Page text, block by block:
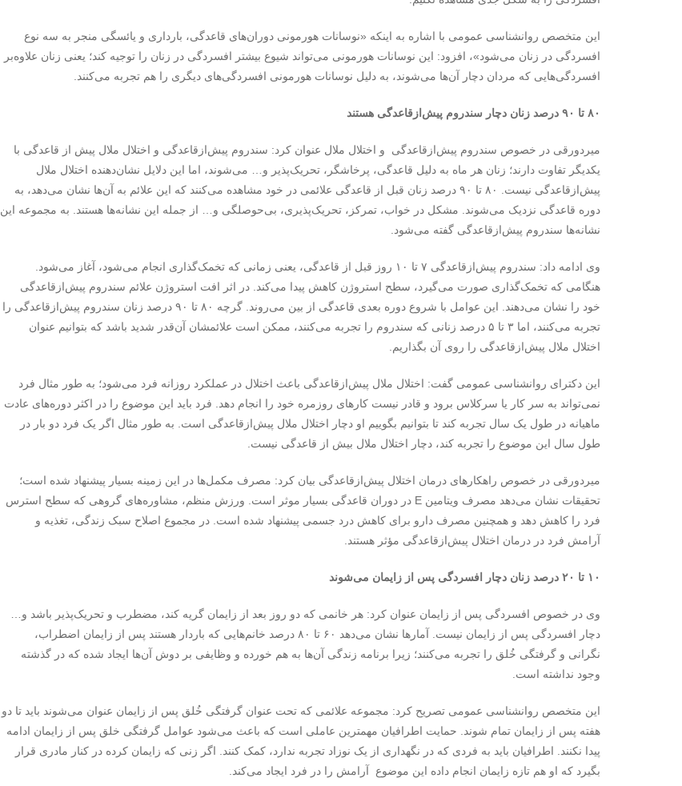
این متخصص روانشناسی عمومی با اشاره به اینکه «نوسانات هورمونی دوران‌های قاعدگی، بارداری و یائسگی منجر به سه نوع
افسردگی در زنان می‌شود»، افزود: این نوسانات هورمونی می‌تواند شیوع بیشتر افسردگی در زنان را توجیه کند؛ یعنی زنان علاوه‌بر
افسردگی‌هایی که مردان دچار آن‌ها می‌شوند، به دلیل نوسانات هورمونی افسردگی‌های دیگری را هم تجربه می‌کنند.
۸۰ تا ۹۰ درصد زنان دچار سندروم پیش‌ازقاعدگی هستند
میردورقی در خصوص سندروم پیش‌ازقاعدگی و اختلال ملال عنوان کرد: سندروم پیش‌ازقاعدگی و اختلال ملال پیش از قاعدگی با
یکدیگر تفاوت دارند؛ زنان هر ماه به دلیل قاعدگی، پرخاشگر، تحریک‌پذیر و… می‌شوند، اما این دلایل نشان‌دهنده اختلال ملال
پیش‌ازقاعدگی نیست. ۸۰ تا ۹۰ درصد زنان قبل از قاعدگی علائمی در خود مشاهده می‌کنند که این علائم به آن‌ها نشان می‌دهد، به
دوره قاعدگی نزدیک می‌شوند. مشکل در خواب، تمرکز، تحریک‌پذیری، بی‌حوصلگی و… از جمله این نشانه‌ها هستند. به مجموعه این
نشانه‌ها سندروم پیش‌ازقاعدگی گفته می‌شود.
وی ادامه داد: سندروم پیش‌ازقاعدگی ۷ تا ۱۰ روز قبل از قاعدگی، یعنی زمانی که تخمک‌گذاری انجام می‌شود، آغاز می‌شود.
هنگامی که تخمک‌گذاری صورت می‌گیرد، سطح استروژن کاهش پیدا می‌کند. در اثر افت استروژن علائم سندروم پیش‌ازقاعدگی
خود را نشان می‌دهند. این عوامل با شروع دوره بعدی قاعدگی از بین می‌روند. گرچه ۸۰ تا ۹۰ درصد زنان سندروم پیش‌ازقاعدگی را
تجربه می‌کنند، اما ۳ تا ۵ درصد زنانی که سندروم را تجربه می‌کنند، ممکن است علائمشان آن‌قدر شدید باشد که بتوانیم عنوان
اختلال ملال پیش‌ازقاعدگی را روی آن بگذاریم.
این دکترای روانشناسی عمومی گفت: اختلال ملال پیش‌ازقاعدگی باعث اختلال در عملکرد روزانه فرد می‌شود؛ به طور مثال فرد
نمی‌تواند به سر کار یا سرکلاس برود و قادر نیست کارهای روزمره خود را انجام دهد. فرد باید این موضوع را در اکثر دوره‌های عادت
ماهیانه در طول یک سال تجربه کند تا بتوانیم بگوییم او دچار اختلال ملال پیش‌ازقاعدگی است. به طور مثال اگر یک فرد دو بار در
طول سال این موضوع را تجربه کند، دچار اختلال ملال بیش از قاعدگی نیست.
میردورقی در خصوص راهکارهای درمان اختلال پیش‌ازقاعدگی بیان کرد: مصرف مکمل‌ها در این زمینه بسیار پیشنهاد شده است؛
تحقیقات نشان می‌دهد مصرف ویتامین E در دوران قاعدگی بسیار موثر است. ورزش منظم، مشاوره‌های گروهی که سطح استرس
فرد را کاهش دهد و همچنین مصرف دارو برای کاهش درد جسمی پیشنهاد شده است. در مجموع اصلاح سبک زندگی، تغذیه و
آرامش فرد در درمان اختلال پیش‌ازقاعدگی مؤثر هستند.
۱۰ تا ۲۰ درصد زنان دچار افسردگی پس از زایمان می‌شوند
وی در خصوص افسردگی پس از زایمان عنوان کرد: هر خانمی که دو روز بعد از زایمان گریه کند، مضطرب و تحریک‌پذیر باشد و…
دچار افسردگی پس از زایمان نیست. آمارها نشان می‌دهد ۶۰ تا ۸۰ درصد خانم‌هایی که باردار هستند پس از زایمان اضطراب،
نگرانی و گرفتگی خُلق را تجربه می‌کنند؛ زیرا برنامه زندگی آن‌ها به هم خورده و وظایفی بر دوش آن‌ها ایجاد شده که در گذشته
وجود نداشته است.
این متخصص روانشناسی عمومی تصریح کرد: مجموعه علائمی که تحت عنوان گرفتگی خُلق پس از زایمان عنوان می‌شوند باید تا دو
هفته پس از زایمان تمام شوند. حمایت اطرافیان مهمترین عاملی است که باعث می‌شود عوامل گرفتگی خلق پس از زایمان ادامه
پیدا نکنند. اطرافیان باید به فردی که در نگهداری از یک نوزاد تجربه ندارد، کمک کنند. اگر زنی که زایمان کرده در کنار مادری قرار
بگیرد که او هم تازه زایمان انجام داده این موضوع آرامش را در فرد ایجاد می‌کند.